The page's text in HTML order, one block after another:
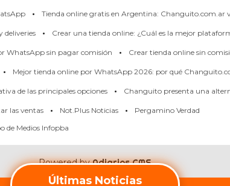
Últimas Noticias
· Tienda online gratis en Argentina: Changuito.com.ar
deliveries · Crear una tienda online: ¿Cuál es la mejor
WhatsApp sin pagar comisión · Crear tienda online sin
· Mejor tienda online por WhatsApp 2026: por qué
de las principales opciones · Changuito presenta una
las ventas · Not.Plus Noticias ·
Pergamino Verdad
de Medios Infopba
Powered byAdiarios CMS